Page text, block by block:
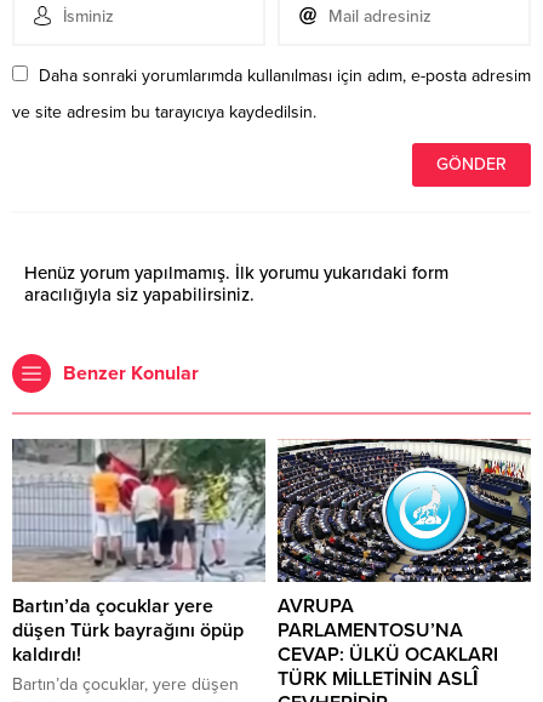
Daha sonraki yorumlarımda kullanılması için adım, e-posta adresim
ve site adresim bu tarayıcıya kaydedilsin.
Henüz yorum yapılmamış. İlk yorumu yukarıdaki form
aracılığıyla siz yapabilirsiniz.
Benzer Konular
Bartın’da çocuklar yere
düşen Türk bayrağını öpüp
kaldırdı!
Bartın’da çocuklar, yere düşen
AVRUPA
PARLAMENTOSU’NA
CEVAP: ÜLKÜ OCAKLARI
TÜRK MİLLETİNİN ASLÎ